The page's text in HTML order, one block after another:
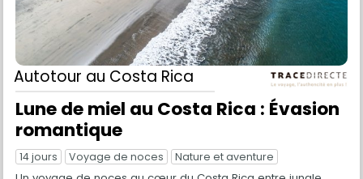
Autotourau Costa Rica
Lune de miel au Costa Rica : Évasion
romantique